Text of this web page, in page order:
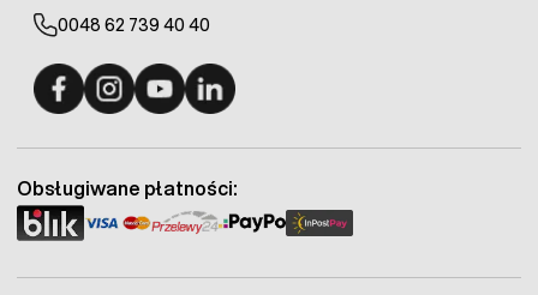
0048 62 739 40 40
Obsługiwane płatności: